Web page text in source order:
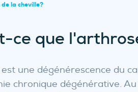
la cheville?
ce que
est une dégénérescence du
chronique dégénérative.